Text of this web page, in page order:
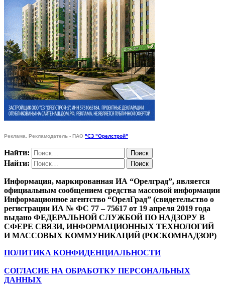
Реклама. Рекламодатель - ПАО "СЗ "Орелстрой"
Найти:
Найти:
Информация, маркированная ИА “Орелград”, является
официальным сообщением средства массовой информации
Информационное агентство “ОрелГрад” (свидетельство о
регистрации ИА № ФС 77 – 75617 от 19 апреля 2019 года
выдано ФЕДЕРАЛЬНОЙ СЛУЖБОЙ ПО НАДЗОРУ В
СФЕРЕ СВЯЗИ, ИНФОРМАЦИОННЫХ ТЕХНОЛОГИЙ
И МАССОВЫХ КОММУНИКАЦИЙ (РОСКОМНАДЗОР)
ПОЛИТИКА КОНФИДЕНЦИАЛЬНОСТИ
СОГЛАСИЕ НА ОБРАБОТКУ ПЕРСОНАЛЬНЫХ
ДАННЫХ